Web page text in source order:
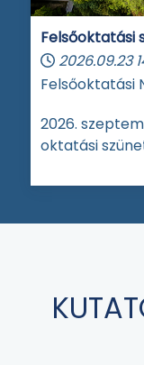
Felsőoktatási
2026.09.23
Felsőoktatási
2026.
oktatási